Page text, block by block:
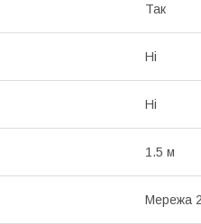
Так
Ні
Ні
1.5 м
Мережа